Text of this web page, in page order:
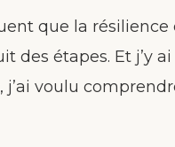
que la
des étapes. Et j’y
j’ai voulu